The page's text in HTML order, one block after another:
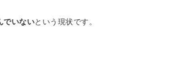
でいないという現状です。